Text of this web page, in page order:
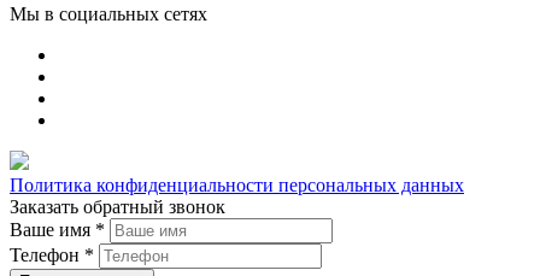
Мы в социальных сетях
Политика конфиденциальности персональных данных
Заказать обратный звонок
Ваше имя *
Телефон *